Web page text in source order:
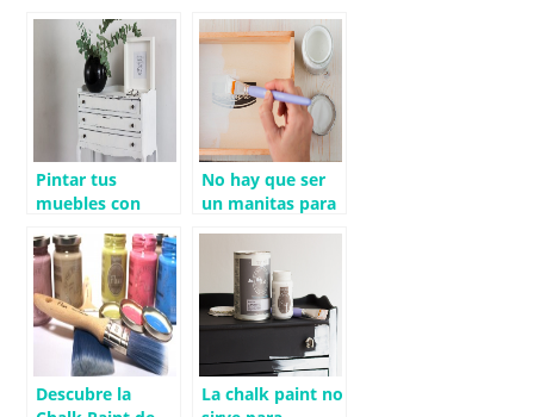
Pintar tus
muebles con
Renovamos una
mesita
No hay que ser
un manitas para
Paint
Descubre la
La chalk paint no